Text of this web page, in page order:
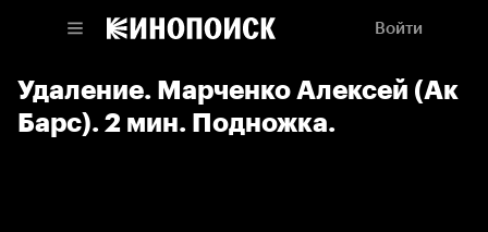
Войти
Удаление. Марченко Алексей (Ак
Барс). 2 мин. Подножка.